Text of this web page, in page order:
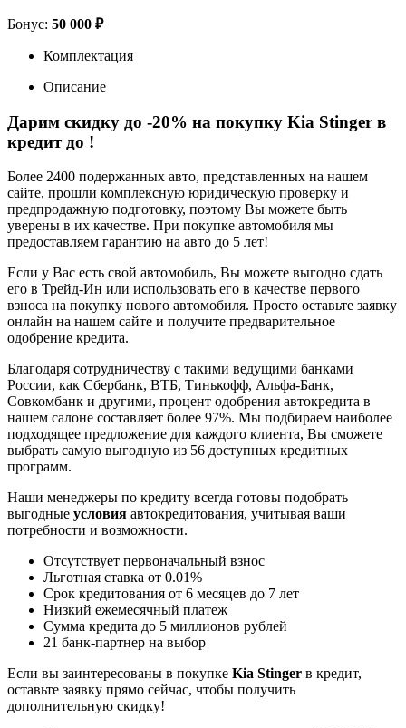
Бонус: 50 000 ₽
Комплектация
Описание
Дарим скидку до -20% на покупку Kia Stinger в
кредит до !
Более 2400 подержанных авто, представленных на нашем
сайте, прошли комплексную юридическую проверку и
предпродажную подготовку, поэтому Вы можете быть
уверены в их качестве. При покупке автомобиля мы
предоставляем гарантию на авто до 5 лет!
Если у Вас есть свой автомобиль, Вы можете выгодно сдать
его в Трейд-Ин или использовать его в качестве первого
взноса на покупку нового автомобиля. Просто оставьте заявку
онлайн на нашем сайте и получите предварительное
одобрение кредита.
Благодаря сотрудничеству с такими ведущими банками
России, как Сбербанк, ВТБ, Тинькофф, Альфа-Банк,
Совкомбанк и другими, процент одобрения автокредита в
нашем салоне составляет более 97%. Мы подбираем наиболее
подходящее предложение для каждого клиента, Вы сможете
выбрать самую выгодную из 56 доступных кредитных
программ.
Наши менеджеры по кредиту всегда готовы подобрать
выгодные условия автокредитования, учитывая ваши
потребности и возможности.
Отсутствует первоначальный взнос
Льготная ставка от 0.01%
Срок кредитования от 6 месяцев до 7 лет
Низкий ежемесячный платеж
Сумма кредита до 5 миллионов рублей
21 банк-партнер на выбор
Если вы заинтересованы в покупке Kia Stinger в кредит,
оставьте заявку прямо сейчас, чтобы получить
дополнительную скидку!